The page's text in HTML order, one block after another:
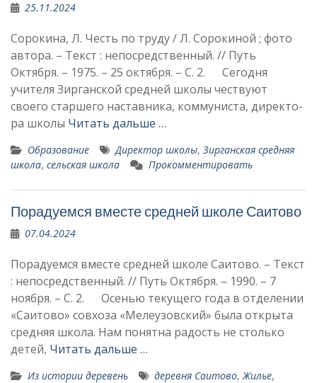
25.11.2024
Сорокина, Л. Честь по труду / Л. Сорокиной ; фото
автора. – Текст : непосредственный. // Путь
Октября. – 1975. – 25 октября. – С. 2. Сегодня
учителя Зирганской средней школы честву­ют
своего старшего настав­ника, коммуниста, директо­
ра школы Читать дальше …
Образование Директор школы, Зирганская средняя
школа, сельская школа Прокомментировать
Порадуемся вместе средней школе Саитово
07.04.2024
Порадуемся вместе средней школе Саитово. – Текст
: непосредственный. // Путь Октября. – 1990. – 7
ноября. – С. 2. Осенью текущего года в отделении
«Саитово» совхоза «Мелеузовский» была открыта
средняя шко­ла. Нам понятна радость не столько
детей, Читать дальше …
Из истории деревень деревня Саитово,Жилье,